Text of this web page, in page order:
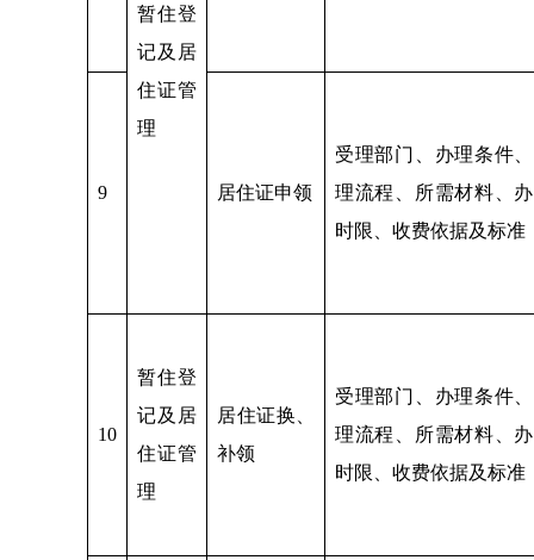
暂住登
记及居
住证管
理
9 居住证申领
受理部门、办理条件
理流程、所需材料、
时限、收费依据及标准
10
暂住登
记及居
住证管
理
居住证换、
补领
受理部门、办理条件
理流程、所需材料、
时限、收费依据及标准